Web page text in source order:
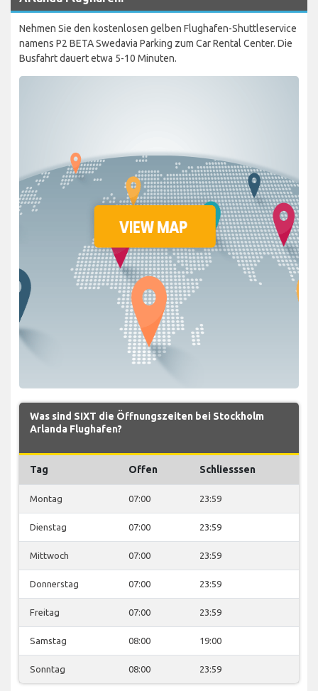
Nehmen Sie den kostenlosen gelben Flughafen-Shuttleservice
namens P2 BETA Swedavia Parking zum Car Rental Center. Die
Busfahrt dauert etwa 5-10 Minuten.
Was sind SIXT die Öffnungszeiten bei Stockholm
Arlanda Flughafen?
Tag Offen Schliesssen
Montag 07:00 23:59
Dienstag 07:00 23:59
Mittwoch 07:00 23:59
Donnerstag 07:00 23:59
Freitag 07:00 23:59
Samstag 08:00 19:00
Sonntag 08:00 23:59